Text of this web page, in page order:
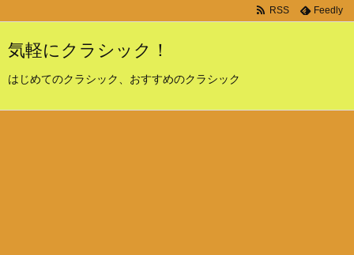
気軽にクラシック！
はじめてのクラシック、おすすめのクラシック
RSS Feedly